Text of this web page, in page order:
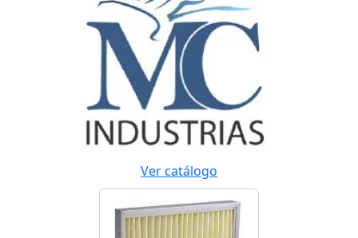
Ver catálogo